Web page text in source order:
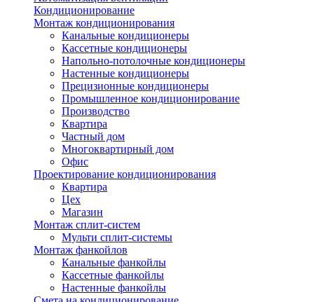
Кондиционирование
Монтаж кондиционирования
Канальные кондиционеры
Кассетные кондиционеры
Напольно-потолочные кондиционеры
Настенные кондиционеры
Прецизионные кондиционеры
Промышленное кондиционирование
Производство
Квартира
Частный дом
Многоквартирный дом
Офис
Проектирование кондиционирования
Квартира
Цех
Магазин
Монтаж сплит-систем
Мульти сплит-системы
Монтаж фанкойлов
Канальные фанкойлы
Кассетные фанкойлы
Настенные фанкойлы